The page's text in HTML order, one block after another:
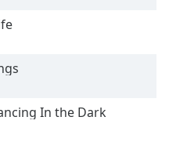
In the Dark